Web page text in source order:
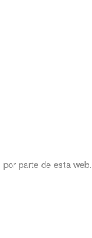
parte de esta web.